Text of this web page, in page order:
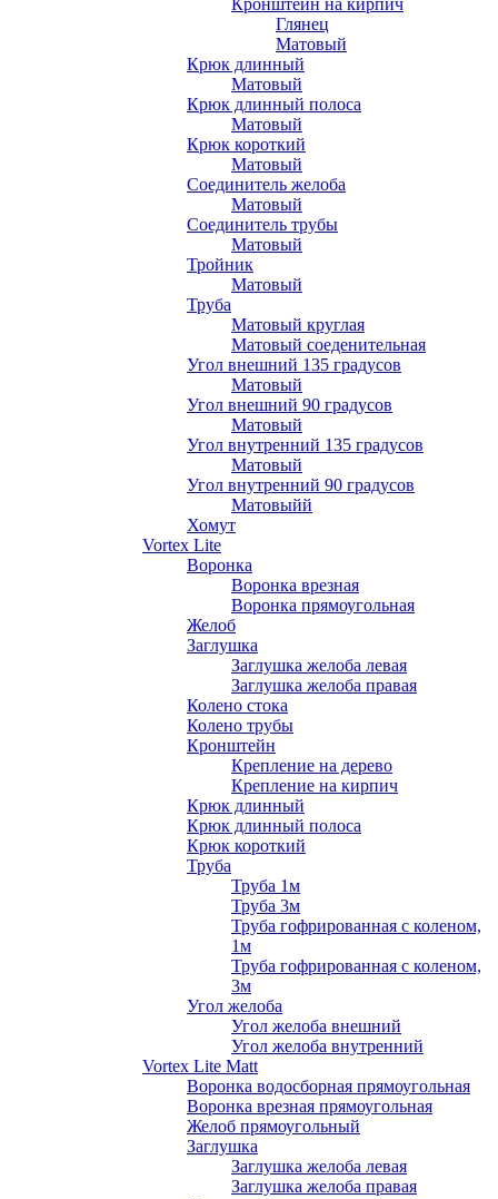
Кронштейн на кирпич
Глянец
Матовый
Крюк длинный
Матовый
Крюк длинный полоса
Матовый
Крюк короткий
Матовый
Соединитель желоба
Матовый
Соединитель трубы
Матовый
Тройник
Матовый
Труба
Матовый круглая
Матовый соеденительная
Угол внешний 135 градусов
Матовый
Угол внешний 90 градусов
Матовый
Угол внутренний 135 градусов
Матовый
Угол внутренний 90 градусов
Матовыйй
Хомут
Vortex Lite
Воронка
Воронка врезная
Воронка прямоугольная
Желоб
Заглушка
Заглушка желоба левая
Заглушка желоба правая
Колено стока
Колено трубы
Кронштейн
Крепление на дерево
Крепление на кирпич
Крюк длинный
Крюк длинный полоса
Крюк короткий
Труба
Труба 1м
Труба 3м
Труба гофрированная с коленом,
1м
Труба гофрированная с коленом,
3м
Угол желоба
Угол желоба внешний
Угол желоба внутренний
Vortex Lite Matt
Воронка водосборная прямоугольная
Воронка врезная прямоугольная
Желоб прямоугольный
Заглушка
Заглушка желоба левая
Заглушка желоба правая